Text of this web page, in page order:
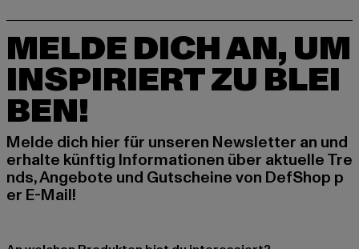
MELDE DICH AN, UM
INSPIRIERT ZU BLEI
BEN!
Melde dich hier für unseren Newsletter an und
erhalte künftig Informationen über aktuelle Tre
nds, Angebote und Gutscheine von DefShop p
er E-Mail!